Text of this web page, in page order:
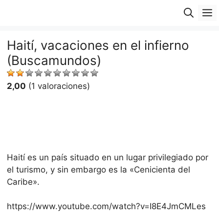
Haití, vacaciones en el infierno
(Buscamundos)
2,00 (1 valoraciones)
Haití es un país situado en un lugar privilegiado por
el turismo, y sin embargo es la «Cenicienta del
Caribe».
https://www.youtube.com/watch?v=I8E4JmCMLes